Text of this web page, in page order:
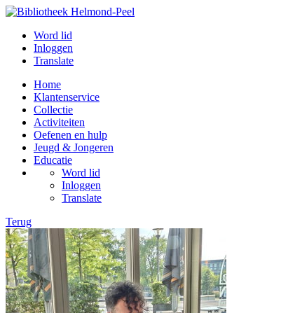
Word lid
Inloggen
Translate
Home
Klantenservice
Collectie
Activiteiten
Oefenen en hulp
Jeugd & Jongeren
Educatie
Word lid
Inloggen
Translate
Terug